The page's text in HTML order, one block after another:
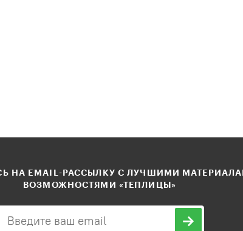
НА EMAIL-РАССЫЛКУ С ЛУЧШИМИ
ВОЗМОЖНОСТЯМИ «ТЕПЛИЦЫ»